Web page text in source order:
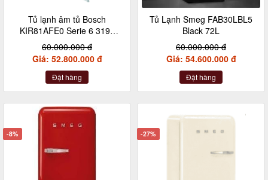
Tủ lạnh âm tủ Bosch
KIR81AFE0 Serie 6 319L
made in Germany
60.000.000 đ
Giá: 52.800.000 đ
Đặt hàng
Tủ Lạnh Smeg FAB30LBL5
Black 72L
60.000.000 đ
Giá: 54.600.000 đ
Đặt hàng
-8% -27%